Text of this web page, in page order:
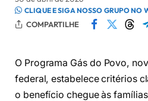
CLIQUE E SIGA NOSSO GRUPO NO
COMPARTILHE
O Programa Gás do Povo,
federal, estabelece critérios
o benefício chegue às